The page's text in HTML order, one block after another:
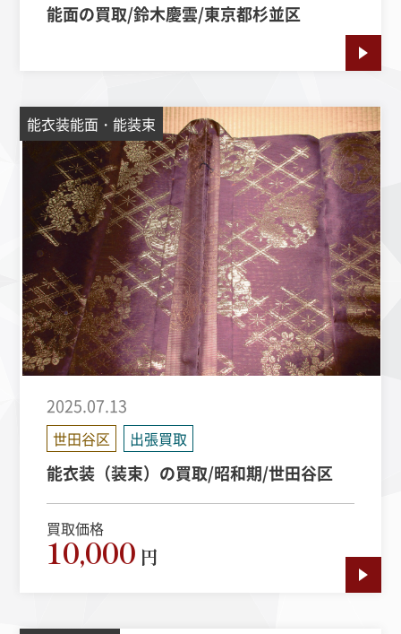
能面の買取/鈴木慶雲/東京都杉並区
能衣装能面・能装束
2025.07.13
世田谷区 出張買取
能衣装（装束）の買取/昭和期/世田谷区
買取価格
10,000 円